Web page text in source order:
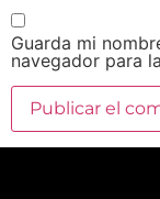
Guarda mi
navegador para